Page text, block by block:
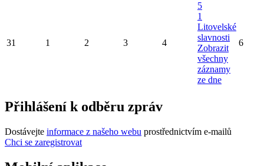
31 1 2 3 4
5
1
Litovelské
slavnosti
Zobrazit
všechny
záznamy
ze dne
6
Přihlášení k odběru zpráv
Dostávejte informace z našeho webu prostřednictvím e-mailů
Chci se zaregistrovat